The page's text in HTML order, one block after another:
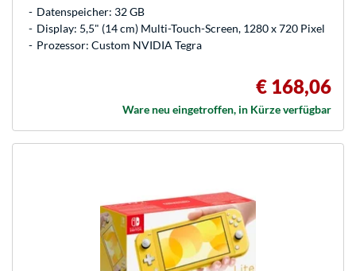
Datenspeicher: 32 GB
Display: 5,5" (14 cm) Multi-Touch-Screen, 1280 x 720 Pixel
Prozessor: Custom NVIDIA Tegra
€ 168,06
Ware neu eingetroffen, in Kürze verfügbar